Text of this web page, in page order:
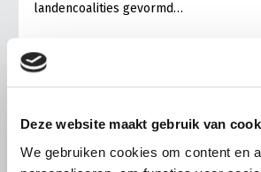
Deze website maakt gebruik van
We gebruiken cookies om content en
landencoalities gevormd…